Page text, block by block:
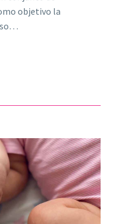
objetivo la